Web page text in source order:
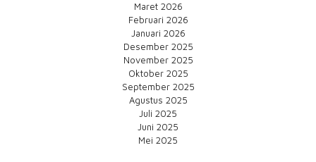
Maret 2026
Februari 2026
Januari 2026
Desember 2025
November 2025
Oktober 2025
September 2025
Agustus 2025
Juli 2025
Juni 2025
Mei 2025